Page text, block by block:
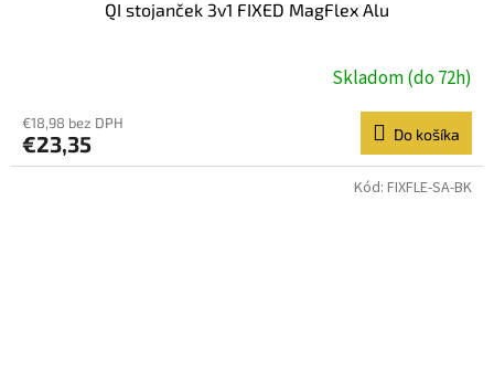
QI stojanček 3v1 FIXED MagFlex Alu
Skladom (do 72h)
€18,98 bez DPH
€23,35 Do košíka
Kód: FIXFLE-SA-BK